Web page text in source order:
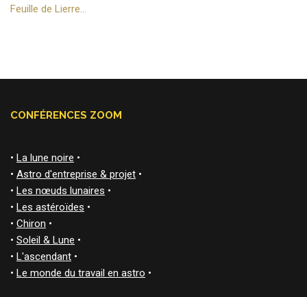
Feuille de Lierre…
CONFÉRENCES ZOOM
• La lune noire •
• Astro d'entreprise & projet •
• Les nœuds lunaires •
• Les astéroïdes •
• Chiron •
• Soleil & Lune •
• L'ascendant •
• Le monde du travail en astro •